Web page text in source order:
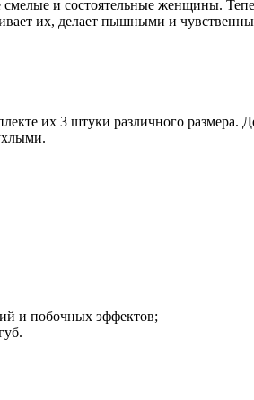
и состоятельные женщины.
их, делает пышными и
их 3 штуки различного размера.
и побочных эффектов;